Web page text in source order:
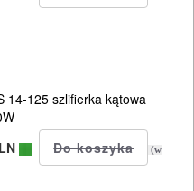
14-125 szlifierka kątowa
(w